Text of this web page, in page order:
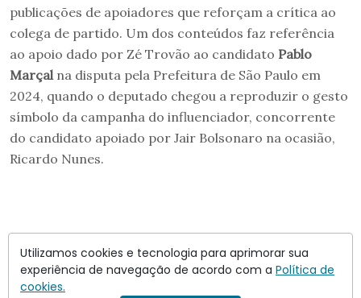
publicações de apoiadores que reforçam a crítica ao
colega de partido. Um dos conteúdos faz referência
ao apoio dado por Zé Trovão ao candidato Pablo
Marçal na disputa pela Prefeitura de São Paulo em
2024, quando o deputado chegou a reproduzir o gesto
símbolo da campanha do influenciador, concorrente
do candidato apoiado por Jair Bolsonaro na ocasião,
Ricardo Nunes.
Utilizamos cookies e tecnologia para aprimorar sua
experiência de navegação de acordo com a Política de
cookies.